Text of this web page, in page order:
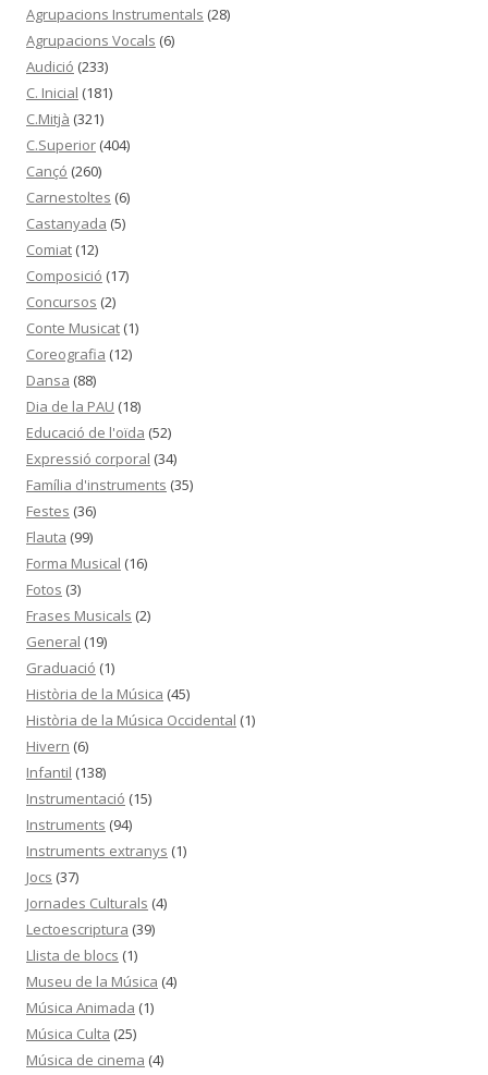
Agrupacions Instrumentals (28)
Agrupacions Vocals (6)
Audició (233)
C. Inicial (181)
C.Mitjà (321)
C.Superior (404)
Cançó (260)
Carnestoltes (6)
Castanyada (5)
Comiat (12)
Composició (17)
Concursos (2)
Conte Musicat (1)
Coreografia (12)
Dansa (88)
Dia de la PAU (18)
Educació de l'oïda (52)
Expressió corporal (34)
Família d'instruments (35)
Festes (36)
Flauta (99)
Forma Musical (16)
Fotos (3)
Frases Musicals (2)
General (19)
Graduació (1)
Història de la Música (45)
Història de la Música Occidental (1)
Hivern (6)
Infantil (138)
Instrumentació (15)
Instruments (94)
Instruments extranys (1)
Jocs (37)
Jornades Culturals (4)
Lectoescriptura (39)
Llista de blocs (1)
Museu de la Música (4)
Música Animada (1)
Música Culta (25)
Música de cinema (4)